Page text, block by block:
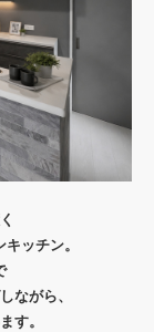
ッチン。
ながら、
す。